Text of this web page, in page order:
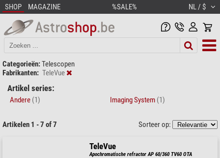
SHOP MAGAZINE %SALE% NL / $
Categorieën:Telescopen
Fabrikanten: TeleVue
Artikel series:
Andere (1) Imaging System (1)
Artikelen 1 - 7 of 7 Sorteer op:
TeleVue
Apochromatische refractor AP 60/360 TV60 OTA